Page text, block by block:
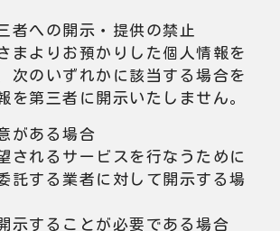
者への開示・提供の禁止
まよりお預かりした個人情報を
次のいずれかに該当する場合を
を第三者に開示いたしません。
がある場合
されるサービスを行なうために
託する業者に対して開示する場
示することが必要である場合